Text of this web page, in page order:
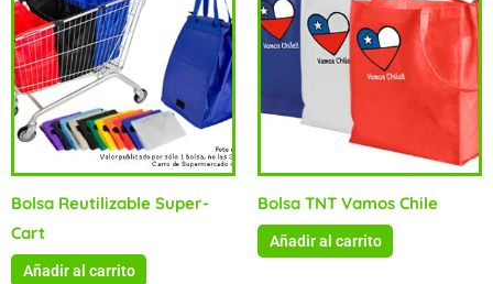
Bolsa Reutilizable Super-
Cart
Añadir al carrito
Bolsa TNT Vamos Chile
Añadir al carrito